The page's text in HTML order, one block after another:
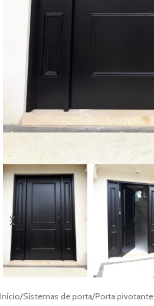
Início/Sistemas de porta/Porta pivotante